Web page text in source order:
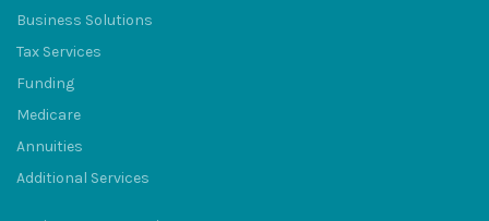
Business Solutions
Tax Services
Funding
Medicare
Annuities
Additional Services